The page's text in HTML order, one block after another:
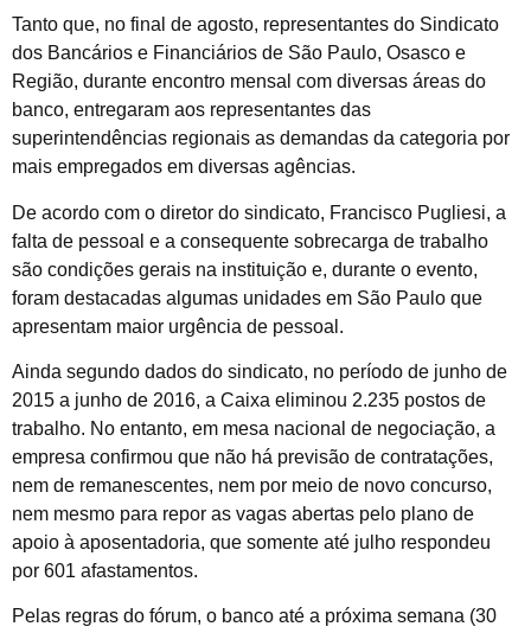
Tanto que, no final de agosto, representantes do Sindicato
dos Bancários e Financiários de São Paulo, Osasco e
Região, durante encontro mensal com diversas áreas do
banco, entregaram aos representantes das
superintendências regionais as demandas da categoria por
mais empregados em diversas agências.
De acordo com o diretor do sindicato, Francisco Pugliesi, a
falta de pessoal e a consequente sobrecarga de trabalho
são condições gerais na instituição e, durante o evento,
foram destacadas algumas unidades em São Paulo que
apresentam maior urgência de pessoal.
Ainda segundo dados do sindicato, no período de junho de
2015 a junho de 2016, a Caixa eliminou 2.235 postos de
trabalho. No entanto, em mesa nacional de negociação, a
empresa confirmou que não há previsão de contratações,
nem de remanescentes, nem por meio de novo concurso,
nem mesmo para repor as vagas abertas pelo plano de
apoio à aposentadoria, que somente até julho respondeu
por 601 afastamentos.
Pelas regras do fórum, o banco até a próxima semana (30